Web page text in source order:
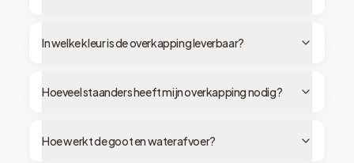
In welke kleur is de overkapping leverbaar?
Hoeveel staanders heeft mijn overkapping nodig?
Hoe werkt de goot en waterafvoer?